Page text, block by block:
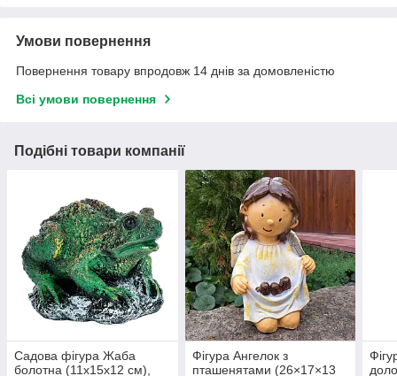
Умови повернення
Повернення товару впродовж 14 днів за домовленістю
Всі умови повернення
Подібні товари компанії
Садова фігура Жаба
болотна (11х15х12 см),
Фігура Ангелок з
пташенятами (26×17×13